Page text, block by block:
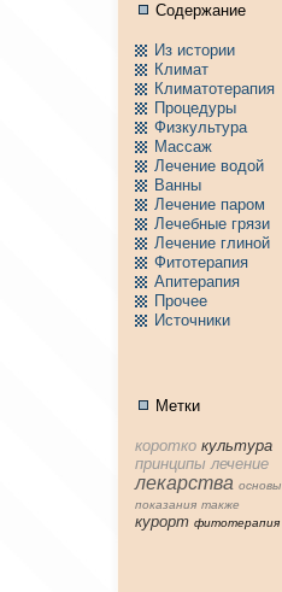
Содержание
Из истории
Климат
Климатотерапия
Пpоцедуры
Физкультура
Массаж
Лечение водой
Ванны
Лечение паpом
Лечебные грязи
Лечение глиной
Фитотерапия
Апитерапия
Пpочее
Источники
Метки
коpотко культура
принципы лечение
лекарства основы
показания тaкже
куpорт фитотерапия